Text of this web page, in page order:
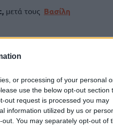
or processing of your personal
use the below opt-out section
out request is processed you may
information utilized by us or
You may separately opt-out of
μετά τους Βασίλη
Filip
λόγω του
να δείξει όλα
να αποτελεί ένα